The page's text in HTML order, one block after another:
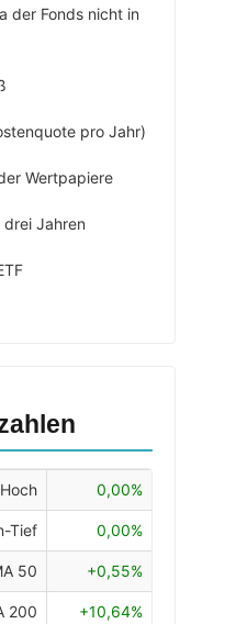
der Fonds nicht in
pro Jahr)
Wertpapiere
Jahren
0,00%
Tief 0,00%
50 +0,55%
200 +10,64%